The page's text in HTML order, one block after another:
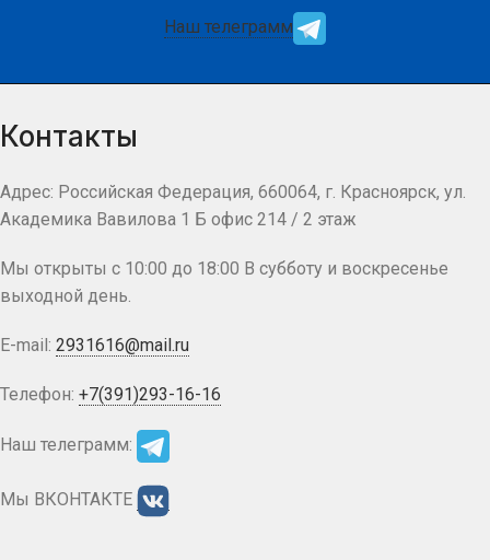
Наш телеграмм
Контакты
Адрес: Российская Федерация, 660064, г. Красноярск, ул.
Академика Вавилова 1 Б офис 214 / 2 этаж
Мы открыты с 10:00 до 18:00 В субботу и воскресенье
выходной день.
E-mail: 2931616@mail.ru
Телефон: +7(391)293-16-16
Наш телеграмм:
Мы ВКОНТАКТЕ